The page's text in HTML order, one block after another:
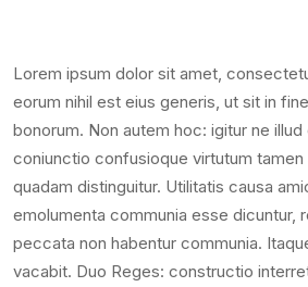
Lorem ipsum dolor sit amet,
eorum nihil est eius generis, ut sit in
bonorum. Non autem hoc: igitur ne
coniunctio confusioque virtutum tamen
quadam distinguitur. Utilitatis causa
emolumenta communia esse dicuntur,
peccata non habentur communia.
vacabit. Duo Reges: constructio